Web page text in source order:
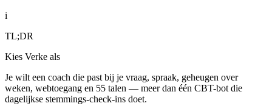
i
TL;DR
Kies Verke als
Je wilt een coach die past bij je vraag, spraak, geheugen over
weken, webtoegang en 55 talen — meer dan één CBT-bot die
dagelijkse stemmings-check-ins doet.